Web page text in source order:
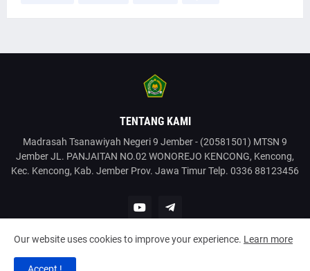
TENTANG KAMI
Madrasah Tsanawiyah Negeri 9 Jember - (20581501) MTSN 9
Jember JL. PANJAITAN NO.02 WONOREJO KENCONG, Kencong,
Kec. Kencong, Kab. Jember Prov. Jawa Timur Telp. 0336 88123456
Copyright @2022 MTSN9Jember. All Rights Reserved.
Our website uses cookies to improve your experience. Learn more